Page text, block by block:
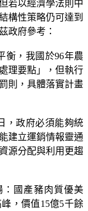
若以經濟學法則中
構性策略仍可達到
政府參考：
衡，我國於96年農
理要點」，但執行
則，具體落實計畫
，政府必須能夠統
建立運銷情報靈通
源分配與利用更趨
：國產豬肉質優美
，價值15億5千餘